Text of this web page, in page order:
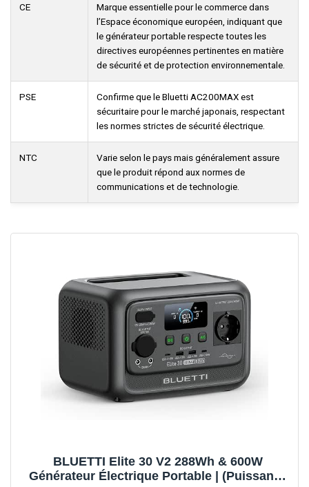
CE
Marque essentielle pour le commerce dans
l’Espace économique européen, indiquant que
le générateur portable respecte toutes les
directives européennes pertinentes en matière
de sécurité et de protection environnementale.
PSE
Confirme que le Bluetti AC200MAX est
sécuritaire pour le marché japonais, respectant
les normes strictes de sécurité électrique.
NTC
Varie selon le pays mais généralement assure
que le produit répond aux normes de
communications et de technologie.
BLUETTI Elite 30 V2 288Wh & 600W
Générateur Électrique Portable | (Puissance